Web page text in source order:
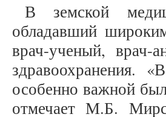
В земской
обладавший
врач-ученый, врач-
здравоохранения.
особенно важной
отмечает М.Б.